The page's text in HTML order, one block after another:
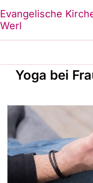
Evangelische
Werl
Yoga bei